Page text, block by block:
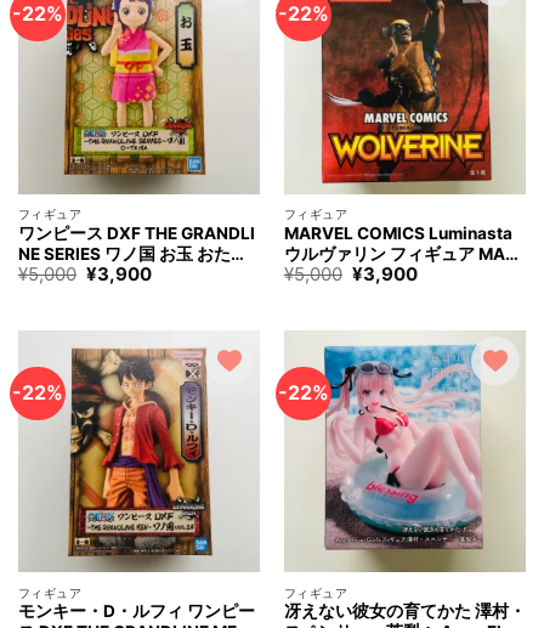
-22%
フィギュア
ワンピース DXF THE GRANDLI
NE SERIES ワノ国 お玉 おたま
フィギュア ONE PIECE O-TAM
¥5,000 元
の
は
¥5,000
で
す。
¥3,900現
は
¥3,900
で
す。
-22%
フィギュア
MARVEL COMICS Luminasta
ウルヴァリン フィギュア MAR
VEL WOLVERINE Figure
¥5,000 元
の
は
¥5,000
で
す。
¥3,900現
格
は
¥3,900
で
す。
-22%
フィギュア
モンキー・D・ルフィ ワンピー
-22%
フィギュア
冴えない彼女の育てかた 澤村・